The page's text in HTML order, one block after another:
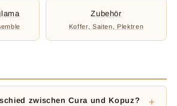
Zubehör
Koffer, Saiten, Plektren
zwischen Cura und Kopuz?